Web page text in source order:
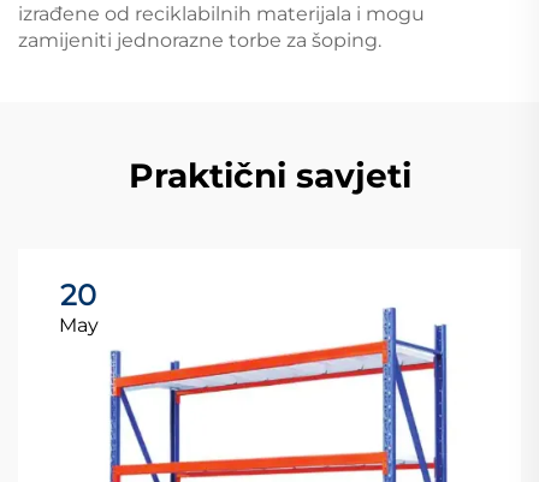
izrađene od reciklabilnih materijala i mogu
zamijeniti jednorazne torbe za šoping.
Praktični savjeti
20
May